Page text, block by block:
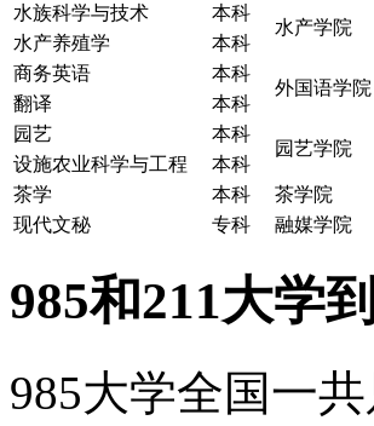
水族科学与技术
本科
水产学院
水产养殖学
本科
商务英语
本科
外国语学院
翻译
本科
园艺
本科
园艺学院
设施农业科学与工程
本科
茶学
本科
茶学院
现代文秘
专科 融媒学院
985和211大学
985大学全国一